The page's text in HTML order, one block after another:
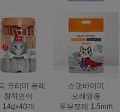
크리미 퓨레
참치연어
14gx40개
스탠바이미
모래영웅
두부모래 1.5mm